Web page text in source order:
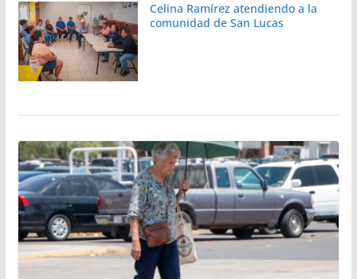
Celina Ramírez atendiendo a la
comunidad de San Lucas